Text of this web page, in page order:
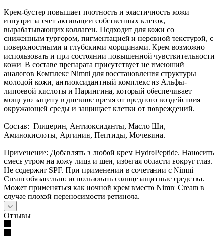
Крем-бустер повышает плотность и эластичность кожи
изнутри за счет активации собственных клеток,
вырабатывающих коллаген. Подходит для кожи со
сниженным тургором, пигментацией и неровной текстурой, с
поверхностными и глубокими морщинами. Крем возможно
использовать и при состоянии повышенной чувствительности
кожи. В составе препарата присутствует не имеющий
аналогов Комплекс Nimni для восстановления структуры
молодой кожи, антиоксидантный комплекс из Альфы-
липоевой кислоты и Нарингина, который обеспечивает
мощную защиту в дневное время от вредного воздействия
окружающей среды и защищает клетки от повреждений.
Состав: Глицерин, Антиоксиданты, Масло Ши,
Аминокислоты, Аргинин, Пептиды, Мочевина.
Применение: Добавлять в любой крем HydroPeptide. Наносить
смесь утром на кожу лица и шеи, избегая области вокруг глаз.
Не содержит SPF. При применении в сочетании с Nimni
Cream обязательно использовать солнцезащитные средства.
Может применяться как ночной крем вместо Nimni Cream в
случае плохой переносимости ретинола.
Отзывы